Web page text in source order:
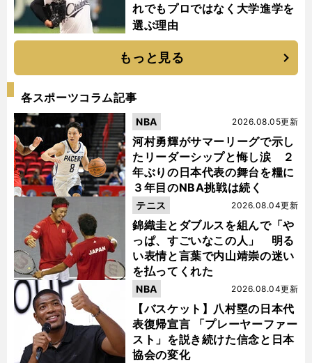
れでもプロではなく大学進学を
選ぶ理由
もっと見る
各スポーツコラム記事
河村勇輝がサマーリーグで示し
たリーダーシップと悔し涙 ２
年ぶりの日本代表の舞台を糧に
３年目のNBA挑戦は続く
2026.08.05更新
NBA
錦織圭とダブルスを組んで「や
っぱ、すごいなこの人」 明る
い表情と言葉で内山靖崇の迷い
を払ってくれた
2026.08.04更新
テニス
【バスケット】八村塁の日本代
表復帰宣言 「プレーヤーファー
スト」を説き続けた信念と日本
協会の変化
2026.08.04更新
NBA